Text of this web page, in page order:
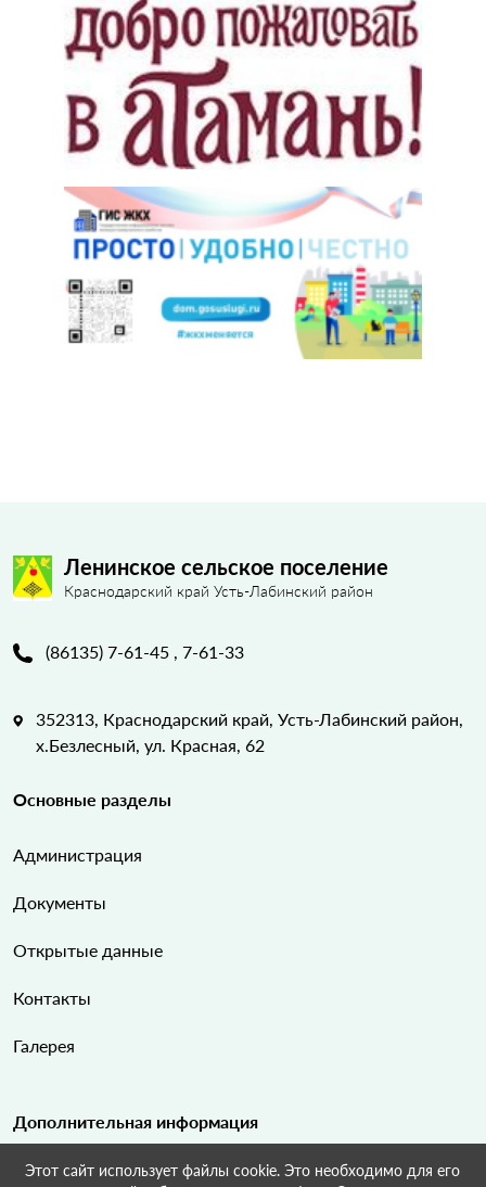
Ленинское сельское поселение
Краснодарский край Усть-Лабинский район
(86135) 7-61-45 , 7-61-33
352313, Краснодарский край, Усть-Лабинский район,
х.Безлесный, ул. Красная, 62
Основные разделы
Администрация
Документы
Открытые данные
Контакты
Галерея
Дополнительная информация
Карта сайта
Этот сайт использует файлы cookie. Это необходимо для его